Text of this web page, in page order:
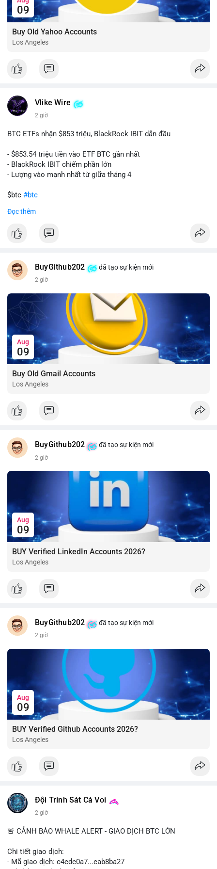
09
Buy Old Yahoo Accounts
Los Angeles
Vlike Wire
2 giờ
BTC ETFs nhận $853 triệu, BlackRock IBIT dẫn đầu
- $853.54 triệu tiền vào ETF BTC gần nhất
- BlackRock IBIT chiếm phần lớn
- Lượng vào mạnh nhất từ giữa tháng 4
$btc #btc
#vlikevn
📰 Nguồn: CoinDesk
Đọc thêm
BuyGithub202 đã tạo sự kiện mới
2 giờ
Aug
09
Buy Old Gmail Accounts
Los Angeles
BuyGithub202 đã tạo sự kiện mới
2 giờ
Aug
09
BUY Verified LinkedIn Accounts 2026?
Los Angeles
BuyGithub202 đã tạo sự kiện mới
2 giờ
Aug
09
BUY Verified Github Accounts 2026?
Los Angeles
Đội Trinh Sát Cá Voi
2 giờ
🚨 CẢNH BÁO WHALE ALERT - GIAO DỊCH BTC LỚN
Chi tiết giao dịch:
- Mã giao dịch: c4ede0a7...eab8ba27